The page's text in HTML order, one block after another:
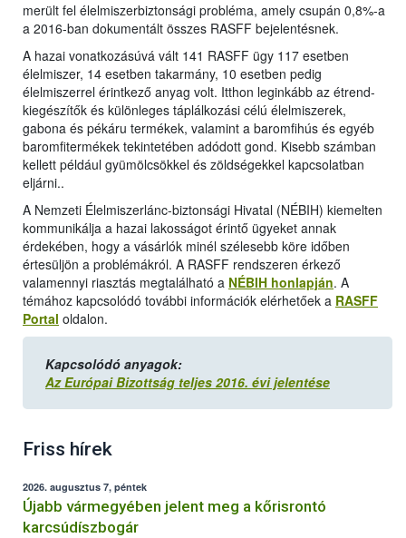
merült fel élelmiszerbiztonsági probléma, amely csupán 0,8%-a
a 2016-ban dokumentált összes RASFF bejelentésnek.
A hazai vonatkozásúvá vált 141 RASFF ügy 117 esetben
élelmiszer, 14 esetben takarmány, 10 esetben pedig
élelmiszerrel érintkező anyag volt. Itthon leginkább az étrend-
kiegészítők és különleges táplálkozási célú élelmiszerek,
gabona és pékáru termékek, valamint a baromfihús és egyéb
baromfitermékek tekintetében adódott gond. Kisebb számban
kellett például gyümölcsökkel és zöldségekkel kapcsolatban
eljárni..
A Nemzeti Élelmiszerlánc-biztonsági Hivatal (NÉBIH) kiemelten
kommunikálja a hazai lakosságot érintő ügyeket annak
érdekében, hogy a vásárlók minél szélesebb köre időben
értesüljön a problémákról. A RASFF rendszeren érkező
valamennyi riasztás megtalálható a NÉBIH honlapján. A
témához kapcsolódó további információk elérhetőek a RASFF
Portal oldalon.
Kapcsolódó anyagok:
Az Európai Bizottság teljes 2016. évi jelentése
Friss hírek
2026. augusztus 7, péntek
Újabb vármegyében jelent meg a kőrisrontó
karcsúdíszbogár